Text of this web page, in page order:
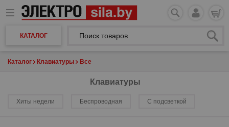
КАТАЛОГ
Каталог Клавиатуры Все
Клавиатуры
Хиты недели Беспроводная С подсветкой